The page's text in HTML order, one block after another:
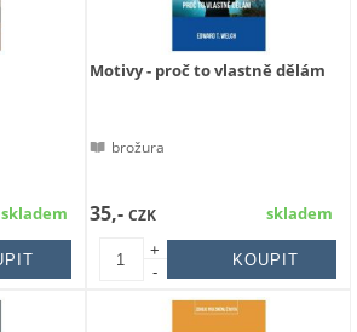
skladem
Motivy - proč to vlastně dělám
brožura
skladem
+
-
35,-CZK